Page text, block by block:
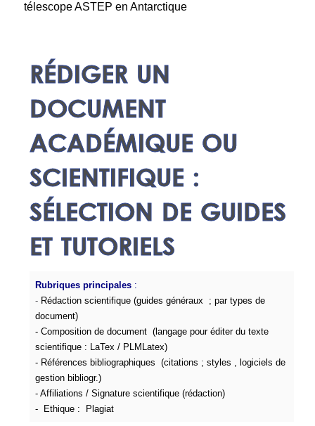
télescope ASTEP en Antarctique
RÉDIGER UN
DOCUMENT
ACADÉMIQUE OU
SCIENTIFIQUE :
SÉLECTION DE GUIDES
ET TUTORIELS
Rubriques principales :
- Rédaction scientifique (guides généraux ; par types de
document)
- Composition de document (langage pour éditer du texte
scientifique : LaTex / PLMLatex)
- Références bibliographiques (citations ; styles , logiciels de
gestion bibliogr.)
- Affiliations / Signature scientifique (rédaction)
- Ethique :
Plagiat